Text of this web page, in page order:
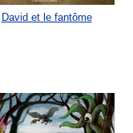
David et le fantôme